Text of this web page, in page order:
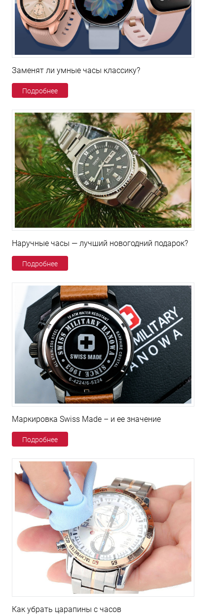
Заменят ли умные часы классику?
Подробнее
Наручные часы — лучший новогодний подарок?
Подробнее
Маркировка Swiss Made – и ее значение
Подробнее
Как убрать царапины с часов